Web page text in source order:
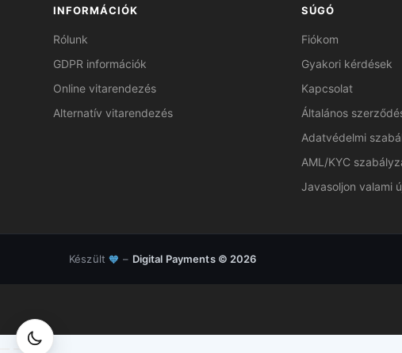
INFORMÁCIÓK
Rólunk
GDPR információk
Online vitarendezés
Alternatív vitarendezés
SÚGÓ
Fiókom
Gyakori kérdések
Kapcsolat
Általános
Adatvédelmi
AML/KYC
Javasoljon valami
Készült🧡 – Digital Payments © 2026